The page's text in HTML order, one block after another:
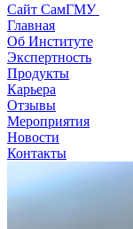
Сайт СамГМУ
Главная
Об Институте
Экспертность
Продукты
Карьера
Отзывы
Мероприятия
Новости
Контакты